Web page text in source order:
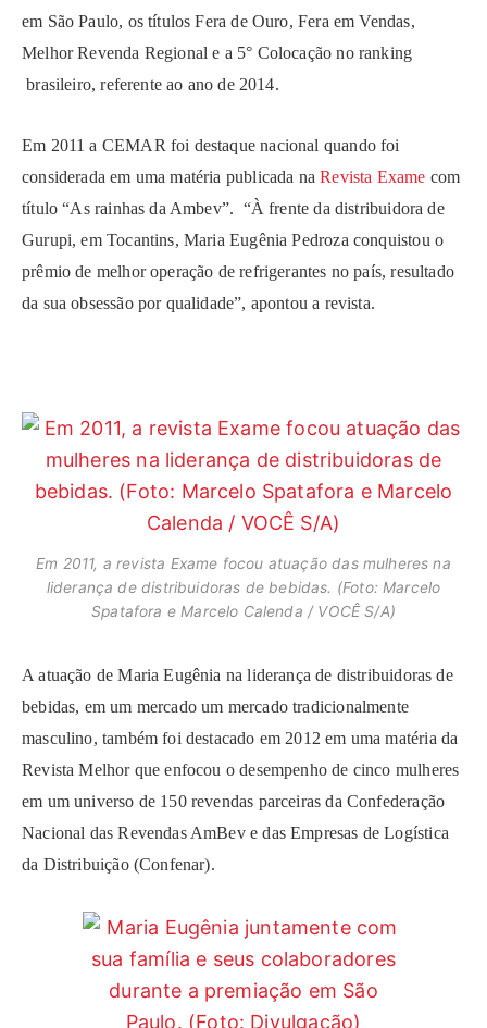
em São Paulo, os títulos Fera de Ouro, Fera em Vendas,
Melhor Revenda Regional e a 5° Colocação no ranking
brasileiro, referente ao ano de 2014.
Em 2011 a CEMAR foi destaque nacional quando foi
considerada em uma matéria publicada naRevista Exame com
título “As rainhas da Ambev”. “À frente da distribuidora de
Gurupi, em Tocantins, Maria Eugênia Pedroza conquistou o
prêmio de melhor operação de refrigerantes no país, resultado
da sua obsessão por qualidade”, apontou a revista.
Em 2011, a revista Exame focou atuação das mulheres na
liderança de distribuidoras de bebidas. (Foto: Marcelo
Spatafora e Marcelo Calenda / VOCÊ S/A)
A atuação de Maria Eugênia na liderança de distribuidoras de
bebidas, em um mercado um mercado tradicionalmente
masculino, também foi destacado em 2012 em uma matéria da
Revista Melhor que enfocou o desempenho de cinco mulheres
em um universo de 150 revendas parceiras da Confederação
Nacional das Revendas AmBev e das Empresas de Logística
da Distribuição (Confenar).